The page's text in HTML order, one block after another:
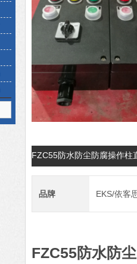
FZC55防水防尘防腐操作柱
品牌 EKS/依客
FZC55防水防